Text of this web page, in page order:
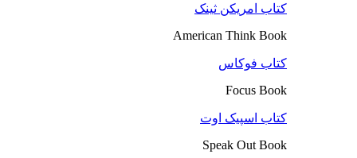
کتاب امریکن ثینک
American Think Book
کتاب فوکاس
Focus Book
کتاب اسپیک اوت
Speak Out Book